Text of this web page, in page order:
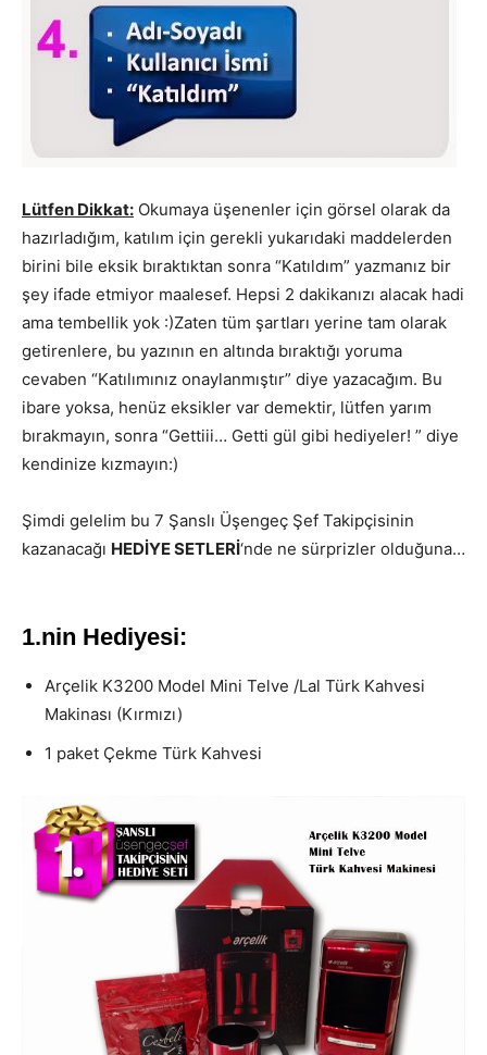
Lütfen Dikkat: Okumaya üşenenler için görsel olarak da
hazırladığım, katılım için gerekli yukarıdaki maddelerden
birini bile eksik bıraktıktan sonra “Katıldım” yazmanız bir
şey ifade etmiyor maalesef. Hepsi 2 dakikanızı alacak hadi
ama tembellik yok :)Zaten tüm şartları yerine tam olarak
getirenlere, bu yazının en altında bıraktığı yoruma
cevaben “Katılımınız onaylanmıştır” diye yazacağım. Bu
ibare yoksa, henüz eksikler var demektir, lütfen yarım
bırakmayın, sonra “Gettiii… Getti gül gibi hediyeler! ” diye
kendinize kızmayın:)
Şimdi gelelim bu 7 Şanslı Üşengeç Şef Takipçisinin
kazanacağı HEDİYE SETLERİ‘nde ne sürprizler olduğuna…
1.nin Hediyesi:
Arçelik K3200 Model Mini Telve /Lal Türk Kahvesi
Makinası (Kırmızı)
1 paket Çekme Türk Kahvesi